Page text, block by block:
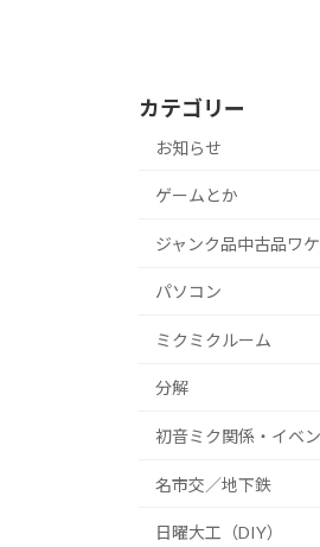
カテゴリー
お知らせ
ゲームとか
ジャンク品中古品ワ
パソコン
ミクミクルーム
分解
初音ミク関係・イベ
名市交／地下鉄
日曜大工（DIY）